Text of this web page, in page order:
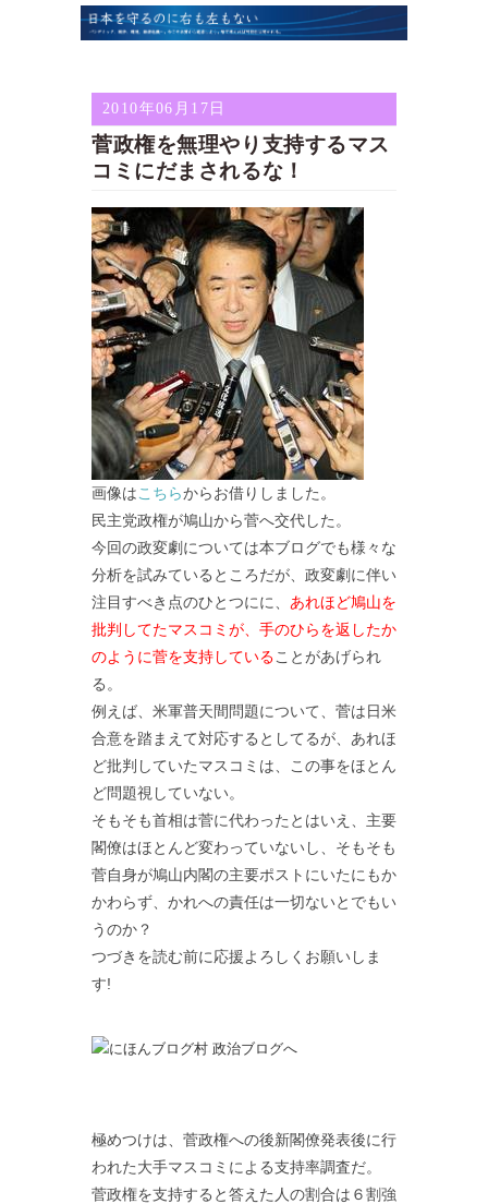
2010年06月17日
菅政権を無理やり支持するマス
コミにだまされるな！
画像はこちらからお借りしました。
民主党政権が鳩山から菅へ交代した。
今回の政変劇については本ブログでも様々な
分析を試みているところだが、政変劇に伴い
注目すべき点のひとつにに、 あれほど鳩山を
批判してたマスコミが、手のひらを返したか
のように菅を支持していることがあげられ
る。
例えば、米軍普天間問題について、菅は日米
合意を踏まえて対応するとしてるが、あれほ
ど批判していたマスコミは、この事をほとん
ど問題視していない。
そもそも首相は菅に代わったとはいえ、主要
閣僚はほとんど変わっていないし、そもそも
菅自身が鳩山内閣の主要ポストにいたにもか
かわらず、かれへの責任は一切ないとでもい
うのか？
つづきを読む前に応援よろしくお願いしま
す!
極めつけは、菅政権への後新閣僚発表後に行
われた大手マスコミによる支持率調査だ。
菅政権を支持すると答えた人の割合は６割強